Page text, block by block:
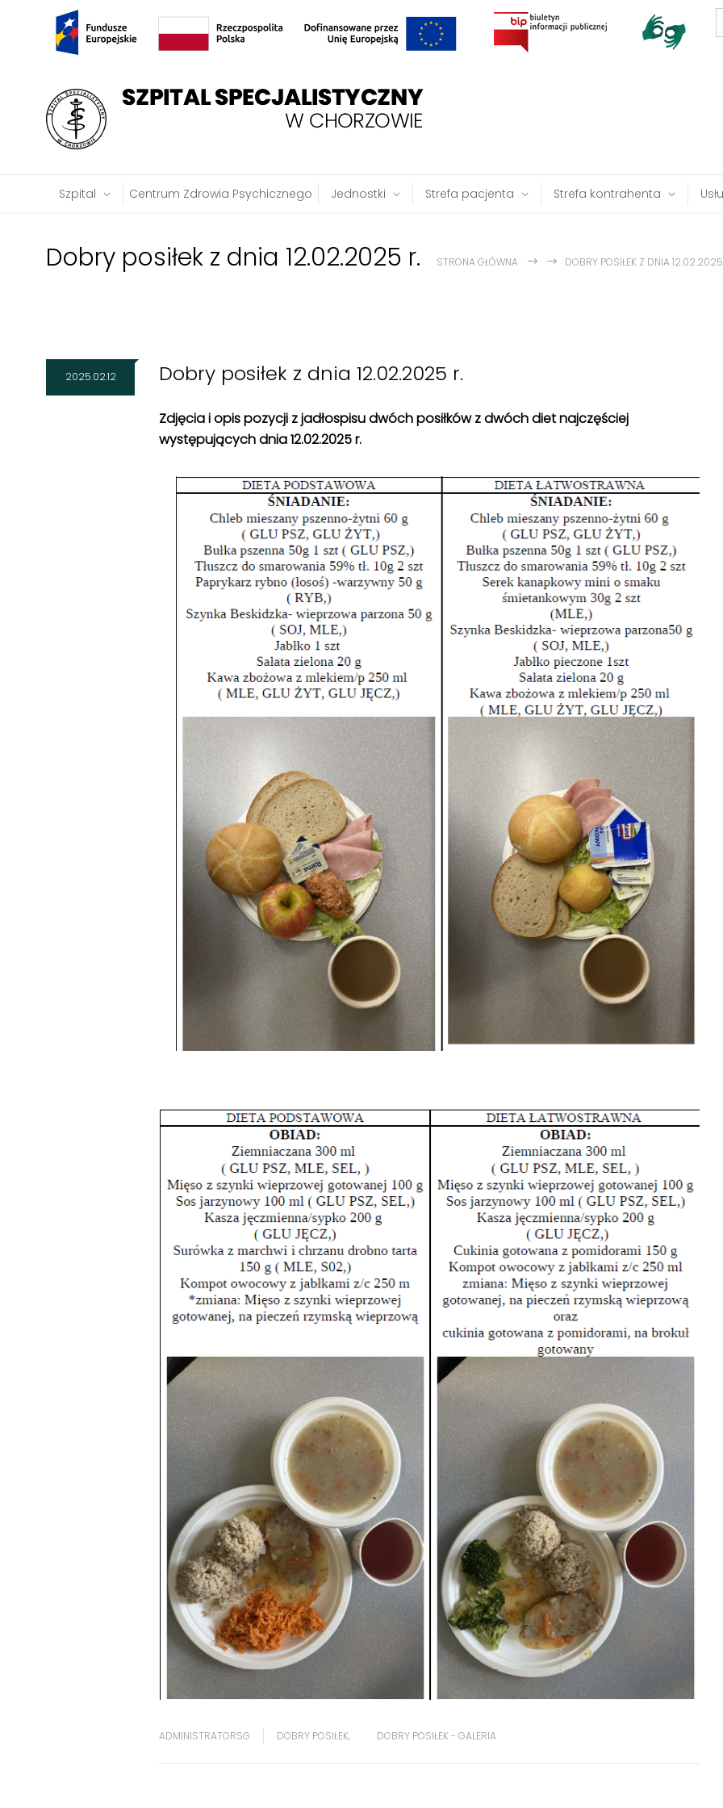
Szpital Centrum Zdrowia Psychicznego Jednostki Strefa pacjenta Strefa kontrahenta
Dobry posiłek z dnia 12.02.2025 r. STRONA GŁÓWNA DOBRY POSIŁEK Z DNIA
2025.02.12 Dobry posiłek z dnia 12.02.2025 r.
Zdjęcia i opis pozycji z jadłospisu dwóch posiłków z dwóch diet najczęściej
występujących dnia 12.02.2025 r.
ADMINISTRATORSG DOBRY POSIŁEK, DOBRY POSIŁEK - GALERIA